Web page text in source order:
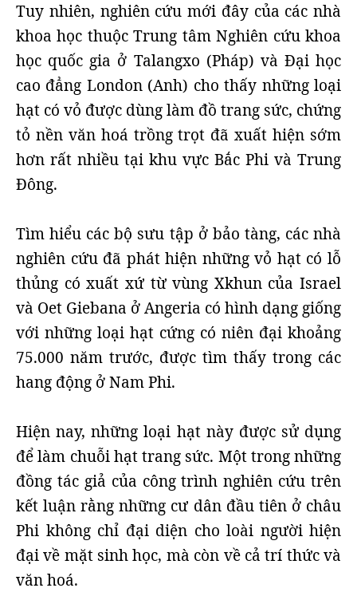
Tuy nhiên, nghiên cứu mới đây của các nhà
khoa học thuộc Trung tâm Nghiên cứu khoa
học quốc gia ở Talangxo (Pháp) và Đại học
cao đẳng London (Anh) cho thấy những loại
hạt có vỏ được dùng làm đồ trang sức, chứng
tỏ nền văn hoá trồng trọt đã xuất hiện sớm
hơn rất nhiều tại khu vực Bắc Phi và Trung
Đông.
Tìm hiểu các bộ sưu tập ở bảo tàng, các nhà
nghiên cứu đã phát hiện những vỏ hạt có lỗ
thủng có xuất xứ từ vùng Xkhun của Israel
và Oet Giebana ở Angeria có hình dạng giống
với những loại hạt cứng có niên đại khoảng
75.000 năm trước, được tìm thấy trong các
hang động ở Nam Phi.
Hiện nay, những loại hạt này được sử dụng
để làm chuỗi hạt trang sức. Một trong những
đồng tác giả của công trình nghiên cứu trên
kết luận rằng những cư dân đầu tiên ở châu
Phi không chỉ đại diện cho loài người hiện
đại về mặt sinh học, mà còn về cả trí thức và
văn hoá.